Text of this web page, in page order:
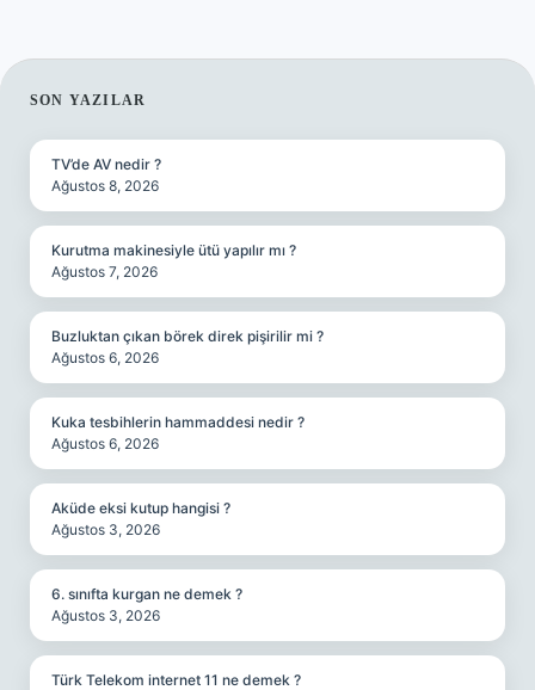
SIDEBAR
SON YAZILAR
TV’de AV nedir ?
Ağustos 8, 2026
Kurutma makinesiyle ütü yapılır mı ?
Ağustos 7, 2026
Buzluktan çıkan börek direk pişirilir mi ?
Ağustos 6, 2026
Kuka tesbihlerin hammaddesi nedir ?
Ağustos 6, 2026
Aküde eksi kutup hangisi ?
Ağustos 3, 2026
6. sınıfta kurgan ne demek ?
Ağustos 3, 2026
Türk Telekom internet 11 ne demek ?